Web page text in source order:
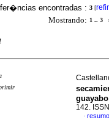
encontradas : 3 [
Mostrando: 1 .. 3
142.
·